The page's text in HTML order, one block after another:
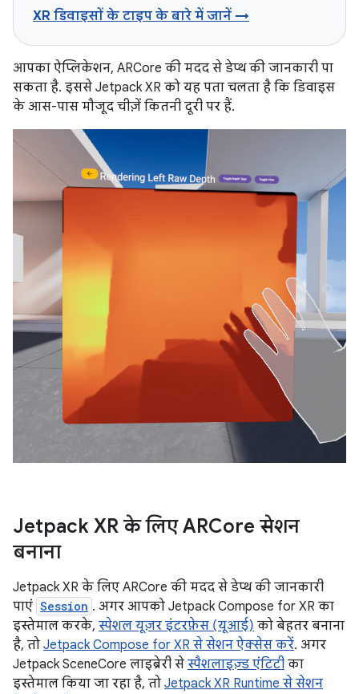
XR डिवाइसों के टाइप के बारे में जानें →
आपका ऐप्लिकेशन, ARCore की मदद से डेप्थ की जानकारी पा
सकता है. इससे Jetpack XR को यह पता चलता है कि डिवाइस
के आस-पास मौजूद चीज़ें कितनी दूरी पर हैं.
Jetpack XR के लिए ARCore सेशन
बनाना
Jetpack XR के लिए ARCore की मदद से डेप्थ की जानकारी
पाएं Session . अगर आपको Jetpack Compose for XR का
इस्तेमाल करके, स्पेशल यूज़र इंटरफ़ेस (यूआई) को बेहतर बनाना
है, तो Jetpack Compose for XR से सेशन ऐक्सेस करें. अगर
Jetpack SceneCore लाइब्रेरी से स्पैशलाइज़्ड एंटिटी का
इस्तेमाल किया जा रहा है, तो Jetpack XR Runtime से सेशन